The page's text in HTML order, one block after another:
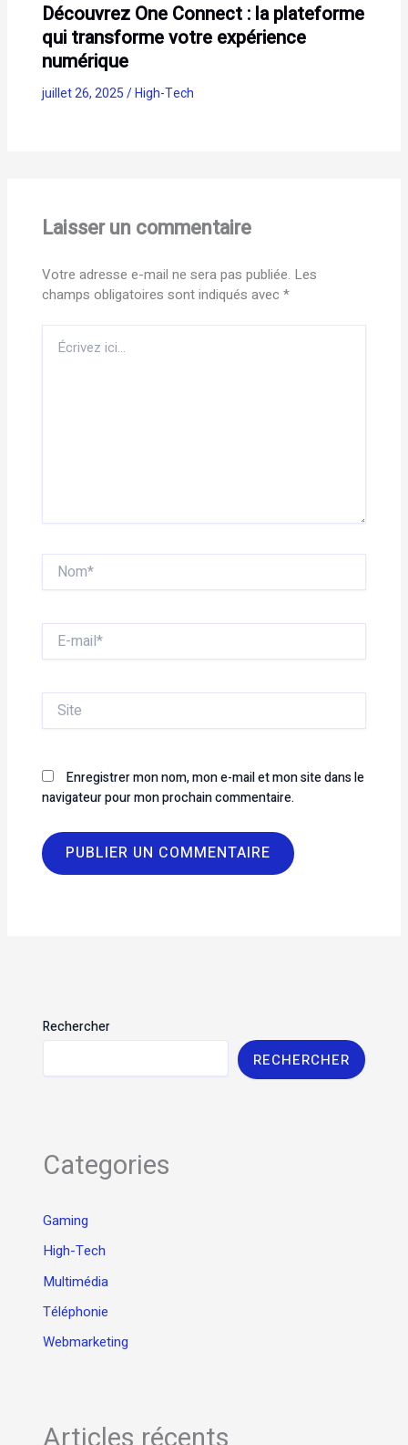
Découvrez One Connect : la plateforme
qui transforme votre expérience
numérique
juillet 26, 2025/High-Tech
Laisser un commentaire
Votre adresse e-mail ne sera pas publiée. Les
champs obligatoires sont indiqués avec *
ici…
Nom*
E-
mail*
Site
Enregistrer mon nom, mon e-mail et mon site dans le
navigateur pour mon prochain commentaire.
Rechercher
RECHERCHER
Categories
Gaming
High-Tech
Multimédia
Téléphonie
Webmarketing